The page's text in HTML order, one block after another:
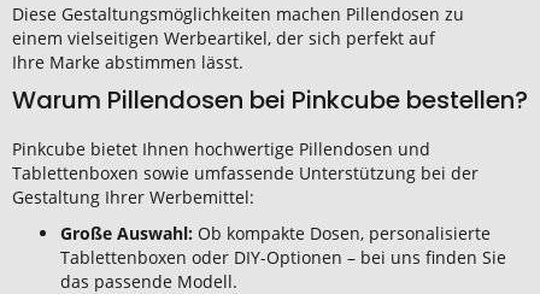
Diese Gestaltungsmöglichkeiten machen Pillendosen zu
einem vielseitigen Werbeartikel, der sich perfekt auf
Ihre Marke abstimmen lässt.
Warum Pillendosen bei Pinkcube bestellen?
Pinkcube bietet Ihnen hochwertige Pillendosen und
Tablettenboxen sowie umfassende Unterstützung bei der
Gestaltung Ihrer Werbemittel:
Große Auswahl: Ob kompakte Dosen, personalisierte
Tablettenboxen oder DIY-Optionen – bei uns finden Sie
das passende Modell.